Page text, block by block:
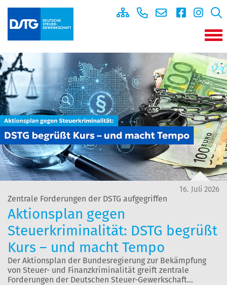
16. Juli 2026
Zentrale Forderungen der DSTG aufgegriffen
Aktionsplan gegen
Steuerkriminalität: DSTG begrüßt
Kurs – und macht Tempo
Der Aktionsplan der Bundesregierung zur Bekämpfung
von Steuer- und Finanzkriminalität greift zentrale
Forderungen der Deutschen Steuer-Gewerkschaft…